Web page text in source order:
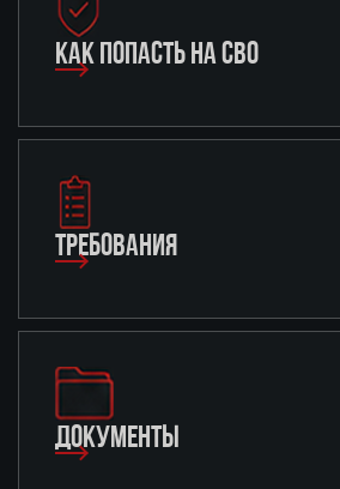
КАК ПОПАСТЬ НА СВО
ТРЕБОВАНИЯ
ДОКУМЕНТЫ